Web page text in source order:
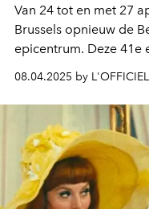
Van 24 tot en met 27
Brussels opnieuw de
epicentrum. Deze
worden: elke
performance zal
hedendaagse kunst.
08.04.2025 by